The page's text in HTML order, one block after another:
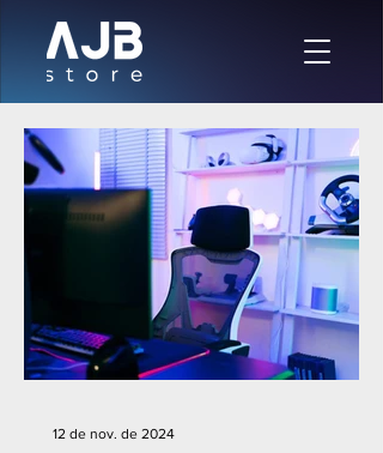
12 de nov. de 2024